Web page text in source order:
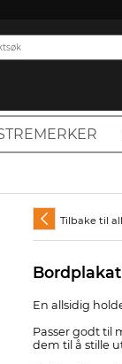
Tilbake til
En allsidig
Passer godt til
dem til å stille